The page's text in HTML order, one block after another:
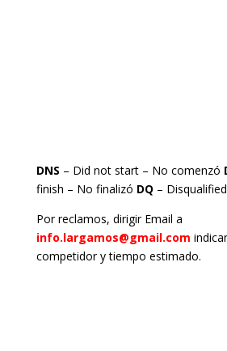
DNS – Did not start – No comenzó
finish – No finalizó DQ –
Por reclamos, dirigir Email a
info.largamos@gmail.com
competidor y tiempo estimado.